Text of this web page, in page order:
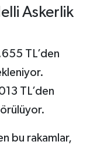
Askerlik
TL’den
TL’den
bu rakamlar,